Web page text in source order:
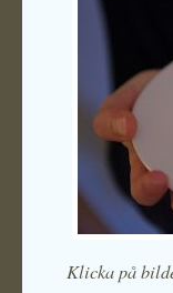
Klicka på